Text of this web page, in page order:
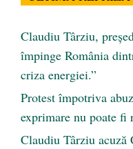
Claudiu Târziu,
împinge România
criza energiei.”
Protest împotriva
exprimare nu poate fi
Claudiu Târziu acuză